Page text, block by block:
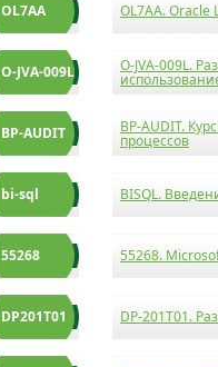
OL7AA OL7AA. Oracle
O-JVA-009L O-JVA-009L.
BP-AUDIT BP-AUDIT.
процессов
bi-sql BISQL.
55268 55268.
DP201T01 DP-201T01.